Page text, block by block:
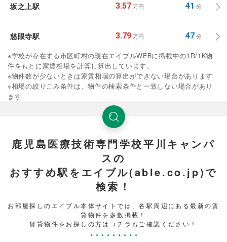
坂之上駅 3.57 万円 41 分
慈眼寺駅 3.79 万円 47分
※学校が存在する市区町村の現在エイブルWEBに掲載中の1R/1K物
件をもとに家賃相場を計算し算出しています。
※物件数が少ないときは家賃相場の算出ができない場合があります
※相場の絞りこみ条件は、物件の検索条件と一致しない場合があり
ます
鹿児島医療技術専門学校平川キャンパ
スの
おすすめ駅をエイブル(able.co.jp)で
検索！
お部屋探しのエイブル本体サイトでは、各駅周辺にある最新の賃
貸物件を多数掲載！
賃貸物件をお探しの方はコチラもご確認ください！